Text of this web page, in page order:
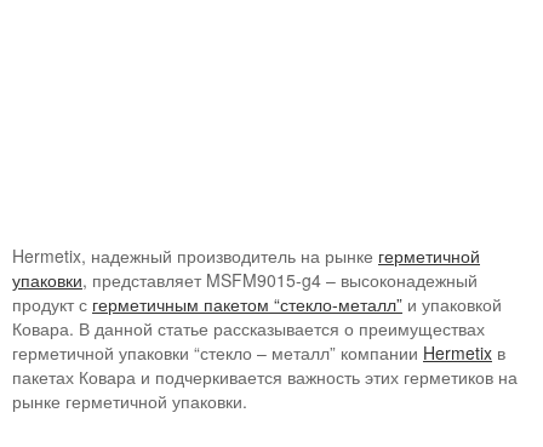
Hermetix, надежный производитель на рынке герметичной
упаковки, представляет MSFM9015-g4 – высоконадежный
продукт с герметичным пакетом “стекло-металл” и упаковкой
Ковара. В данной статье рассказывается о преимуществах
герметичной упаковки “стекло – металл” компании Hermetix в
пакетах Ковара и подчеркивается важность этих герметиков на
рынке герметичной упаковки.